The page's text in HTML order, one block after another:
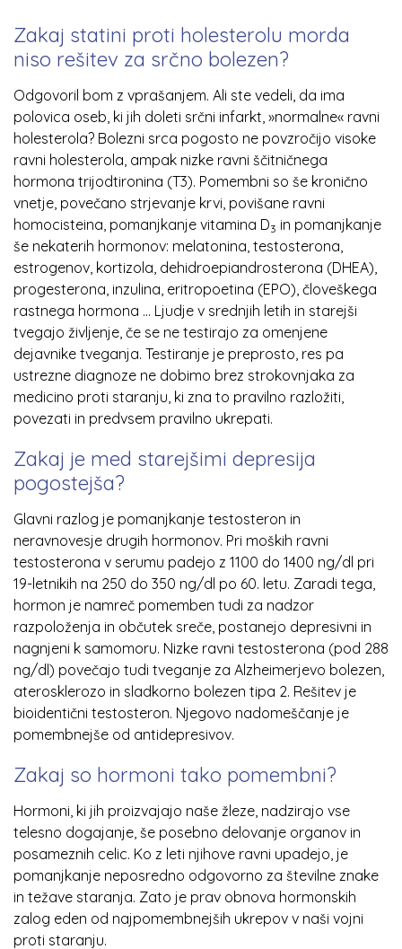
Zakaj statini proti holesterolu morda
niso rešitev za srčno bolezen?
Odgovoril bom z vprašanjem. Ali ste vedeli, da ima
polovica oseb, ki jih doleti srčni infarkt, »normalne« ravni
holesterola? Bolezni srca pogosto ne povzročijo visoke
ravni holesterola, ampak nizke ravni ščitničnega
hormona trijodtironina (T3). Pomembni so še kronično
vnetje, povečano strjevanje krvi, povišane ravni
homocisteina, pomanjkanje vitamina D3 in pomanjkanje
še nekaterih hormonov: melatonina, testosterona,
estrogenov, kortizola, dehidroepiandrosterona (DHEA),
progesterona, inzulina, eritropoetina (EPO), človeškega
rastnega hormona ... Ljudje v srednjih letih in starejši
tvegajo življenje, če se ne testirajo za omenjene
dejavnike tveganja. Testiranje je preprosto, res pa
ustrezne diagnoze ne dobimo brez strokovnjaka za
medicino proti staranju, ki zna to pravilno razložiti,
povezati in predvsem pravilno ukrepati.
Zakaj je med starejšimi depresija
pogostejša?
Glavni razlog je pomanjkanje testosteron in
neravnovesje drugih hormonov. Pri moških ravni
testosterona v serumu padejo z 1100 do 1400 ng/dl pri
19-letnikih na 250 do 350 ng/dl po 60. letu. Zaradi tega,
hormon je namreč pomemben tudi za nadzor
razpoloženja in občutek sreče, postanejo depresivni in
nagnjeni k samomoru. Nizke ravni testosterona (pod 288
ng/dl) povečajo tudi tveganje za Alzheimerjevo bolezen,
aterosklerozo in sladkorno bolezen tipa 2. Rešitev je
bioidentični testosteron. Njegovo nadomeščanje je
pomembnejše od antidepresivov.
Zakaj so hormoni tako pomembni?
Hormoni, ki jih proizvajajo naše žleze, nadzirajo vse
telesno dogajanje, še posebno delovanje organov in
posameznih celic. Ko z leti njihove ravni upadejo, je
pomanjkanje neposredno odgovorno za številne znake
in težave staranja. Zato je prav obnova hormonskih
zalog eden od najpomembnejših ukrepov v naši vojni
proti staranju.